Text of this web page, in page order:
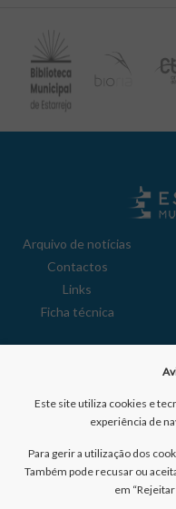
Arquivo de notícias
Contactos
Links
Ficha técnica
Este site utiliza cookies e
experiência de
Para gerir a utilização dos
Também pode recusar ou
em